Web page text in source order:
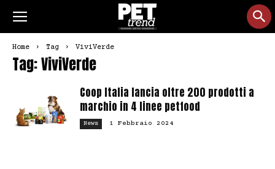
Home Tag ViviVerde
Tag: ViviVerde
Coop Italia lancia oltre 200 prodotti a
marchio in 4 linee petfood
News 1 Febbraio 2024